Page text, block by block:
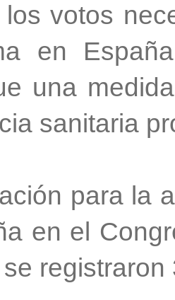
los votos
en
una
sanitaria
para la
en el